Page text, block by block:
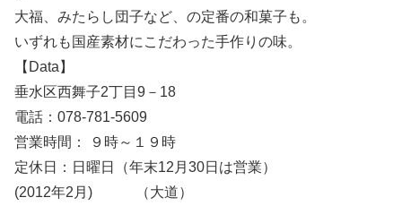
大福、みたらし団子など、の定番の和菓子も。
いずれも国産素材にこだわった手作りの味。
【Data】
垂水区西舞子2丁目9－18
電話：078-781-5609
営業時間： ９時～１９時
定休日：日曜日（年末12月30日は営業）
(2012年2月) （大道）